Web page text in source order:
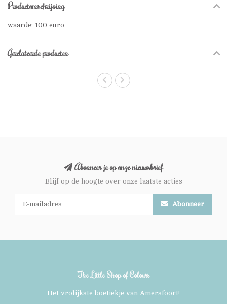
Productomschrijving
waarde: 100 euro
Gerelateerde producten
Abonneer je op onze nieuwsbrief
Blijf op de hoogte over onze laatste acties
Abonneer
The Little Shop of Colours
Het vrolijkste boetiekje van Amersfoort!